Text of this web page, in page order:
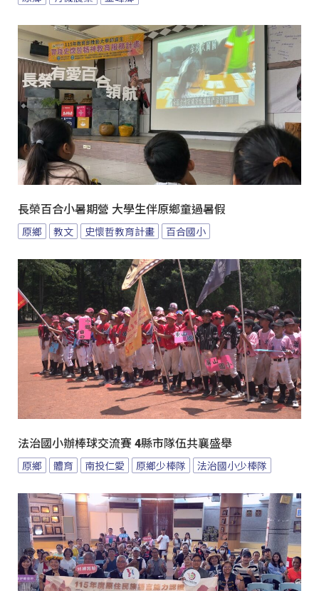
長榮百合小暑期營 大學生伴原鄉童過暑假
原鄉 教文 史懷哲教育計畫 百合國小
法治國小辦棒球交流賽 4縣市隊伍共襄盛舉
原鄉 體育 南投仁愛 原鄉少棒隊 法治國小少棒隊